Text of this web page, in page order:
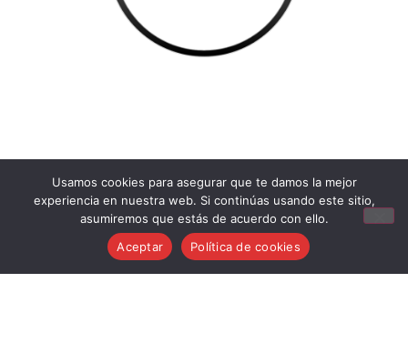
Usamos cookies para asegurar que te damos la mejor
experiencia en nuestra web. Si continúas usando este sitio,
asumiremos que estás de acuerdo con ello.
Aceptar
Política de cookies